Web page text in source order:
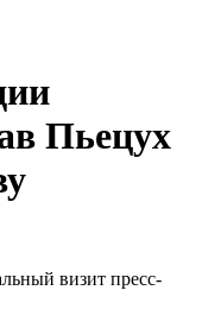
Пьецух
визит пресс-